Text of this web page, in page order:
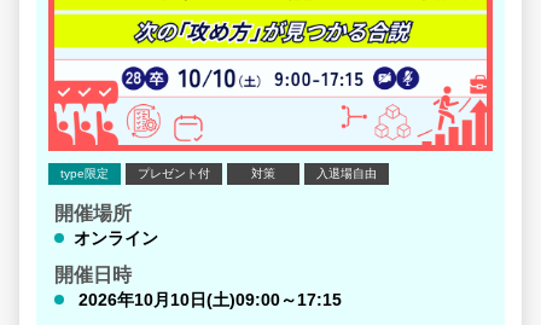
type限定 プレゼント付 対策 入退場自由
開催場所
オンライン
開催日時
2026年10月10日(土)09:00～17:15